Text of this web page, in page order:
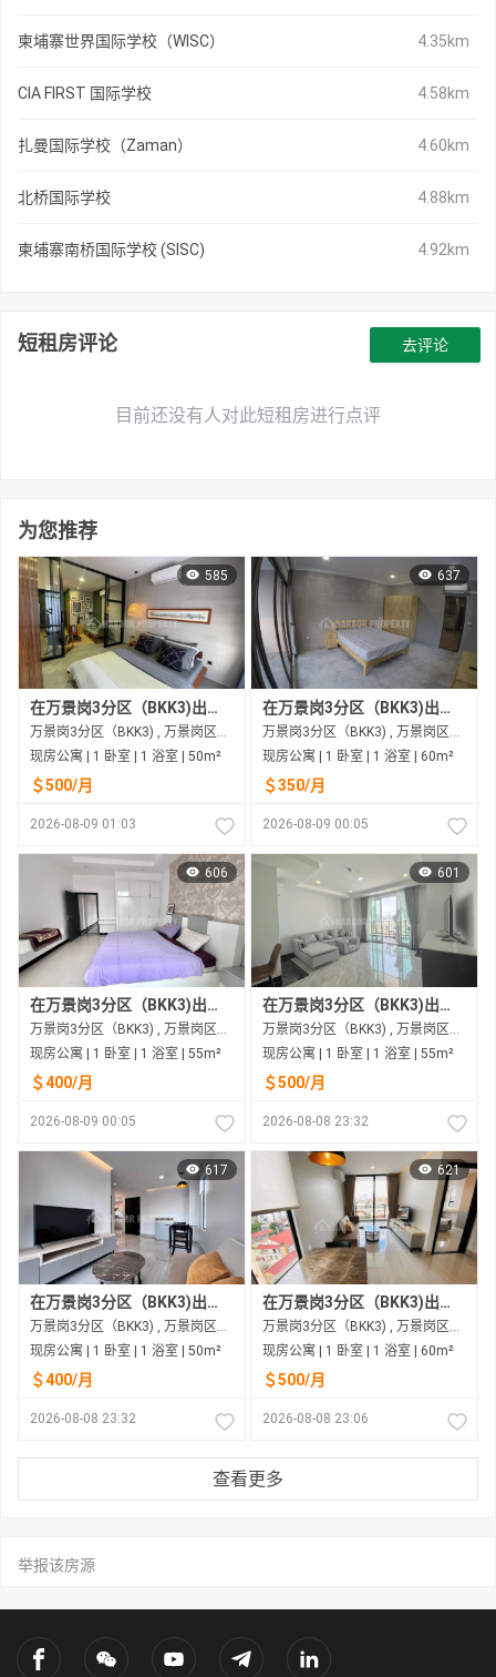
柬埔寨世界国际学校（WISC） 4.35km
CIA FIRST 国际学校 4.58km
扎曼国际学校（Zaman） 4.60km
北桥国际学校 4.88km
柬埔寨南桥国际学校 (SISC) 4.92km
短租房评论
目前还没有人对此短租房进行点评
去评论
为您推荐
585
在万景岗3分区（BKK3)出租的现房公寓
万景岗3分区（BKK3) , 万景岗区（BKK) , 金边市
现房公寓 | 1 卧室 | 1 浴室 | 50m²
＄500/月
2026-08-09 01:03
637
在万景岗3分区（BKK3)出租的现房公寓
万景岗3分区（BKK3) , 万景岗区（BKK) , 金边市
现房公寓 | 1 卧室 | 1 浴室 | 60m²
＄350/月
2026-08-09 00:05
606
在万景岗3分区（BKK3)出租的现房公寓
万景岗3分区（BKK3) , 万景岗区（BKK) , 金边市
现房公寓 | 1 卧室 | 1 浴室 | 55m²
＄400/月
2026-08-09 00:05
601
在万景岗3分区（BKK3)出租的现房公寓
万景岗3分区（BKK3) , 万景岗区（BKK) , 金边市
现房公寓 | 1 卧室 | 1 浴室 | 55m²
＄500/月
2026-08-08 23:32
617
在万景岗3分区（BKK3)出租的现房公寓
万景岗3分区（BKK3) , 万景岗区（BKK) , 金边市
现房公寓 | 1 卧室 | 1 浴室 | 50m²
＄400/月
2026-08-08 23:32
621
在万景岗3分区（BKK3)出租的现房公寓
万景岗3分区（BKK3) , 万景岗区（BKK) , 金边市
现房公寓 | 1 卧室 | 1 浴室 | 60m²
＄500/月
2026-08-08 23:06
查看更多
举报该房源